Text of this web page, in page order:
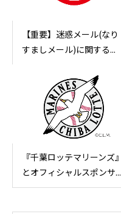
【重要】迷惑メール(なり
すましメール)に関する...
『千葉ロッテマリーンズ』
とオフィシャルスポンサ...